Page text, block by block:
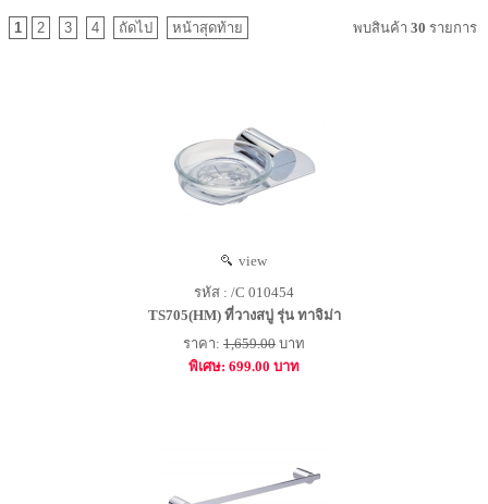
1 2 3 4 ถัดไป หน้าสุดท้าย พบสินค้า 30 รายการ
view
รหัส : /C 010454
TS705(HM) ที่วางสบู่ รุ่น ทาจิม่า
ราคา: 1,659.00 บาท
พิเศษ: 699.00 บาท